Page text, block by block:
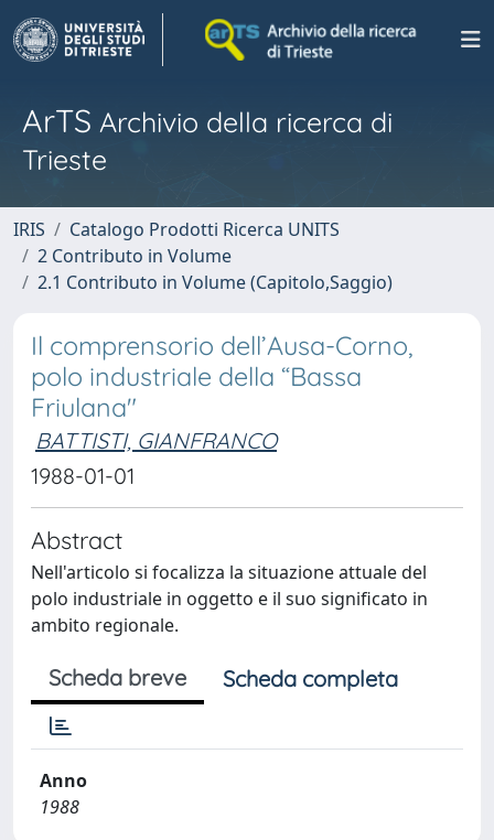
ArTS Archivio della ricerca di
Trieste
IRIS
Catalogo Prodotti Ricerca UNITS
2 Contributo in Volume
2.1 Contributo in Volume (Capitolo,Saggio)
Il comprensorio dell’Ausa-Corno,
polo industriale della “Bassa
Friulana"
BATTISTI, GIANFRANCO
1988-01-01
Abstract
Nell'articolo si focalizza la situazione attuale del
polo industriale in oggetto e il suo significato in
ambito regionale.
Scheda breve Scheda completa
Anno
1988